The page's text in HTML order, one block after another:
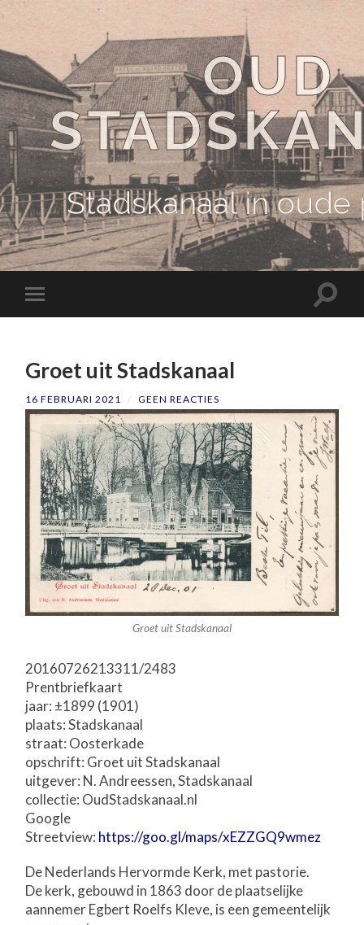
OUD
Stadskanaal in oude
Schakel
naar
Groet uit Stadskanaal
16 FEBRUARI 2021 / GEEN REACTIES
Groet uit Stadskanaal
20160726213311/2483
Prentbriefkaart
jaar: ±1899 (1901)
plaats: Stadskanaal
straat: Oosterkade
opschrift: Groet uit Stadskanaal
uitgever: N. Andreessen, Stadskanaal
collectie: OudStadskanaal.nl
Google
Streetview: https://goo.gl/maps/xEZZGQ9wmez
De Nederlands Hervormde Kerk, met pastorie.
De kerk, gebouwd in 1863 door de plaatselijke
aannemer Egbert Roelfs Kleve, is een gemeentelijk